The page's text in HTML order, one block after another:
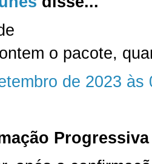
o pacote,
de 2023 às